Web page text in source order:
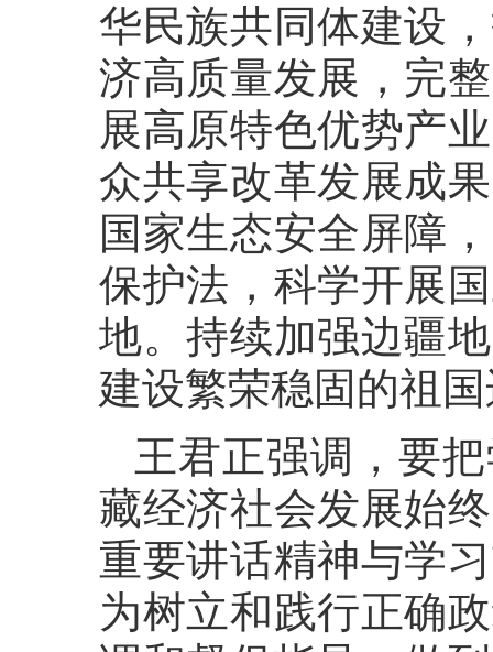
华民族共同体建设
济高质量发展，完
展高原特色优势产
众共享改革发展成
国家生态安全屏障
保护法，科学开展
地。持续加强边疆
建设繁荣稳固的祖
王君正强调，要
藏经济社会发展始
重要讲话精神与学
为树立和践行正确